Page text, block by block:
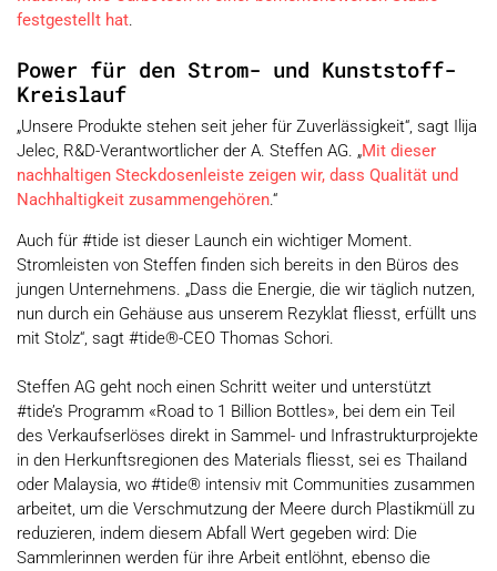
festgestellt hat.
Power für den Strom- und Kunststoff-
Kreislauf
„Unsere Produkte stehen seit jeher für Zuverlässigkeit“, sagt Ilija
Jelec, R&D-Verantwortlicher der A. Steffen AG. „Mit dieser
nachhaltigen Steckdosenleiste zeigen wir, dass Qualität und
Nachhaltigkeit zusammengehören.“
Auch für #tide ist dieser Launch ein wichtiger Moment.
Stromleisten von Steffen finden sich bereits in den Büros des
jungen Unternehmens. „Dass die Energie, die wir täglich nutzen,
nun durch ein Gehäuse aus unserem Rezyklat fliesst, erfüllt uns
mit Stolz“, sagt #tide®-CEO Thomas Schori.
Steffen AG geht noch einen Schritt weiter und unterstützt
#tide’s Programm «Road to 1 Billion Bottles», bei dem ein Teil
des Verkaufserlöses direkt in Sammel- und Infrastrukturprojekte
in den Herkunftsregionen des Materials fliesst, sei es Thailand
oder Malaysia, wo #tide® intensiv mit Communities zusammen
arbeitet, um die Verschmutzung der Meere durch Plastikmüll zu
reduzieren, indem diesem Abfall Wert gegeben wird: Die
Sammlerinnen werden für ihre Arbeit entlöhnt, ebenso die